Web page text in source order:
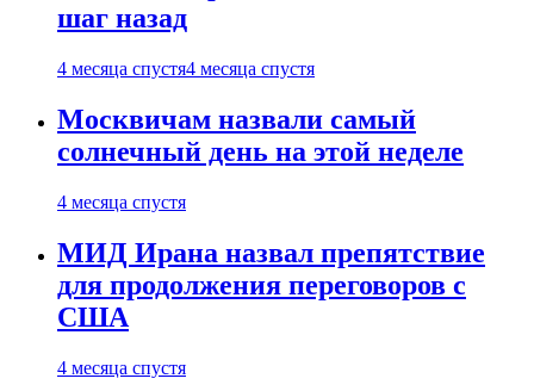
шаг назад
4 месяца спустя4 месяца спустя
Москвичам назвали самый
солнечный день на этой неделе
4 месяца спустя
МИД Ирана назвал препятствие
для продолжения переговоров с
США
4 месяца спустя